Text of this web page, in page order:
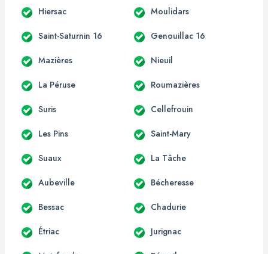
Hiersac Moulidars
Saint-Saturnin 16 Genouillac 16
Mazières Nieuil
La Péruse Roumazières
Suris Cellefrouin
Les Pins Saint-Mary
Suaux La Tâche
Aubeville Bécheresse
Bessac Chadurie
Étriac Jurignac